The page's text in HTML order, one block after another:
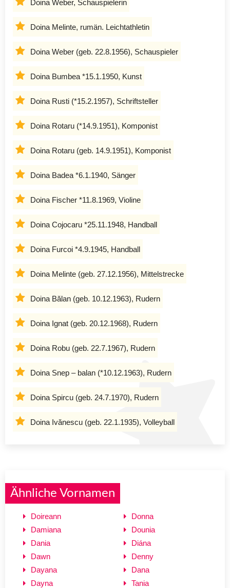
Doina Weber, Schauspielerin
Doina Melinte, rumän. Leichtathletin
Doina Weber (geb. 22.8.1956), Schauspieler
Doina Bumbea *15.1.1950, Kunst
Doina Rusti (*15.2.1957), Schriftsteller
Doina Rotaru (*14.9.1951), Komponist
Doina Rotaru (geb. 14.9.1951), Komponist
Doina Badea *6.1.1940, Sänger
Doina Fischer *11.8.1969, Violine
Doina Cojocaru *25.11.1948, Handball
Doina Furcoi *4.9.1945, Handball
Doina Melinte (geb. 27.12.1956), Mittelstrecke
Doina Bălan (geb. 10.12.1963), Rudern
Doina Ignat (geb. 20.12.1968), Rudern
Doina Robu (geb. 22.7.1967), Rudern
Doina Snep – balan (*10.12.1963), Rudern
Doina Spircu (geb. 24.7.1970), Rudern
Doina Ivănescu (geb. 22.1.1935), Volleyball
Ähnliche Vornamen
Doireann
Damiana
Dania
Dawn
Dayana
Dayna
Donna
Dounia
Diána
Denny
Dana
Tania